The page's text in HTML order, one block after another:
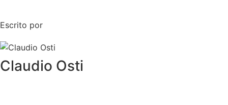
Escrito por
Claudio Osti